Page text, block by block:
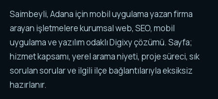
Saimbeyli, Adana için mobil uygulama yazan firma
arayan işletmelere kurumsal web, SEO, mobil
uygulama ve yazılım odaklı Digixy çözümü. Sayfa;
hizmet kapsamı, yerel arama niyeti, proje süreci, sık
sorulan sorular ve ilgili ilçe bağlantılarıyla eksiksiz
hazırlanır.